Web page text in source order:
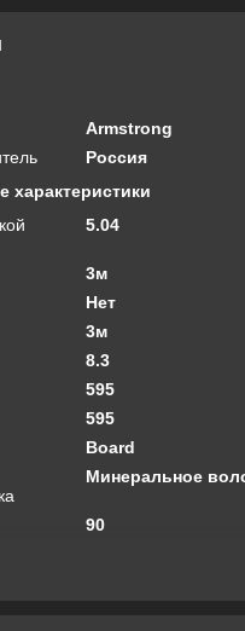
Armstrong
Россия
характеристики
5.04
3м
Нет
3м
8.3
595
595
Board
Минеральное
90